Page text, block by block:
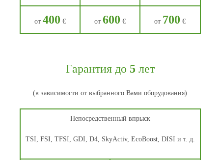
от 400 € от 600 € от 700 €
Гарантия до 5 лет
(в зависимости от выбранного Вами оборудования)
Непосредственный впрыск
TSI, FSI, TFSI, GDI, D4, SkyActiv, EcoBoost, DISI и т. д.